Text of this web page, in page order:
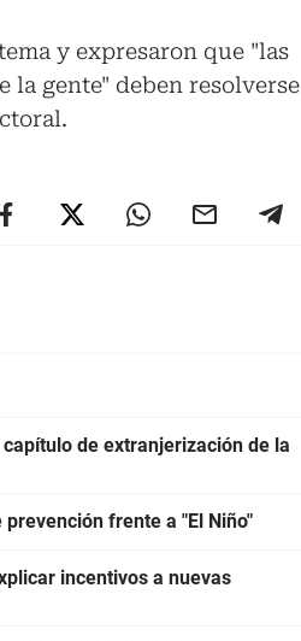
y expresaron que "las
gente" deben resolverse
de extranjerización de la
frente a "El Niño"
incentivos a nuevas